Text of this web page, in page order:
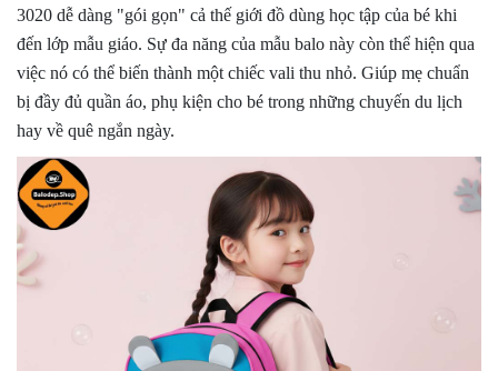
3020 dễ dàng "gói gọn" cả thế giới đồ dùng học tập của bé khi
đến lớp mẫu giáo. Sự đa năng của mẫu balo này còn thể hiện qua
việc nó có thể biến thành một chiếc vali thu nhỏ. Giúp mẹ chuẩn
bị đầy đủ quần áo, phụ kiện cho bé trong những chuyến du lịch
hay về quê ngắn ngày.